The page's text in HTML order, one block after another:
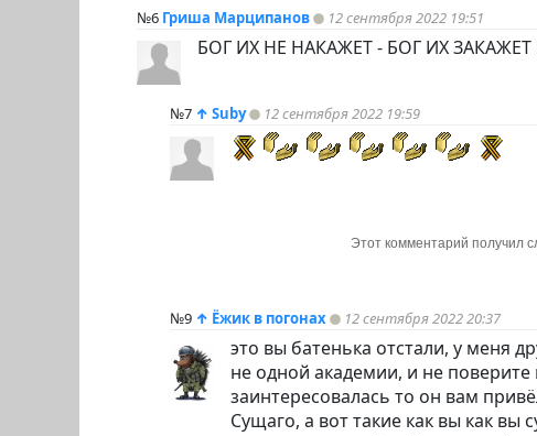
№6 Гриша Марципанов 12 сентября 2022 19:51
БОГ ИХ НЕ НАКАЖЕТ - БОГ ИХ
№7 ↑ Suby 12 сентября 2022 19:59
Этот комментарий получил
№9 ↑ Ёжик в погонах 12 сентября 2022 20:37
это вы батенька отстали, у меня
не одной академии, и не
заинтересовалась то он вам
Сущаго, а вот такие как вы как